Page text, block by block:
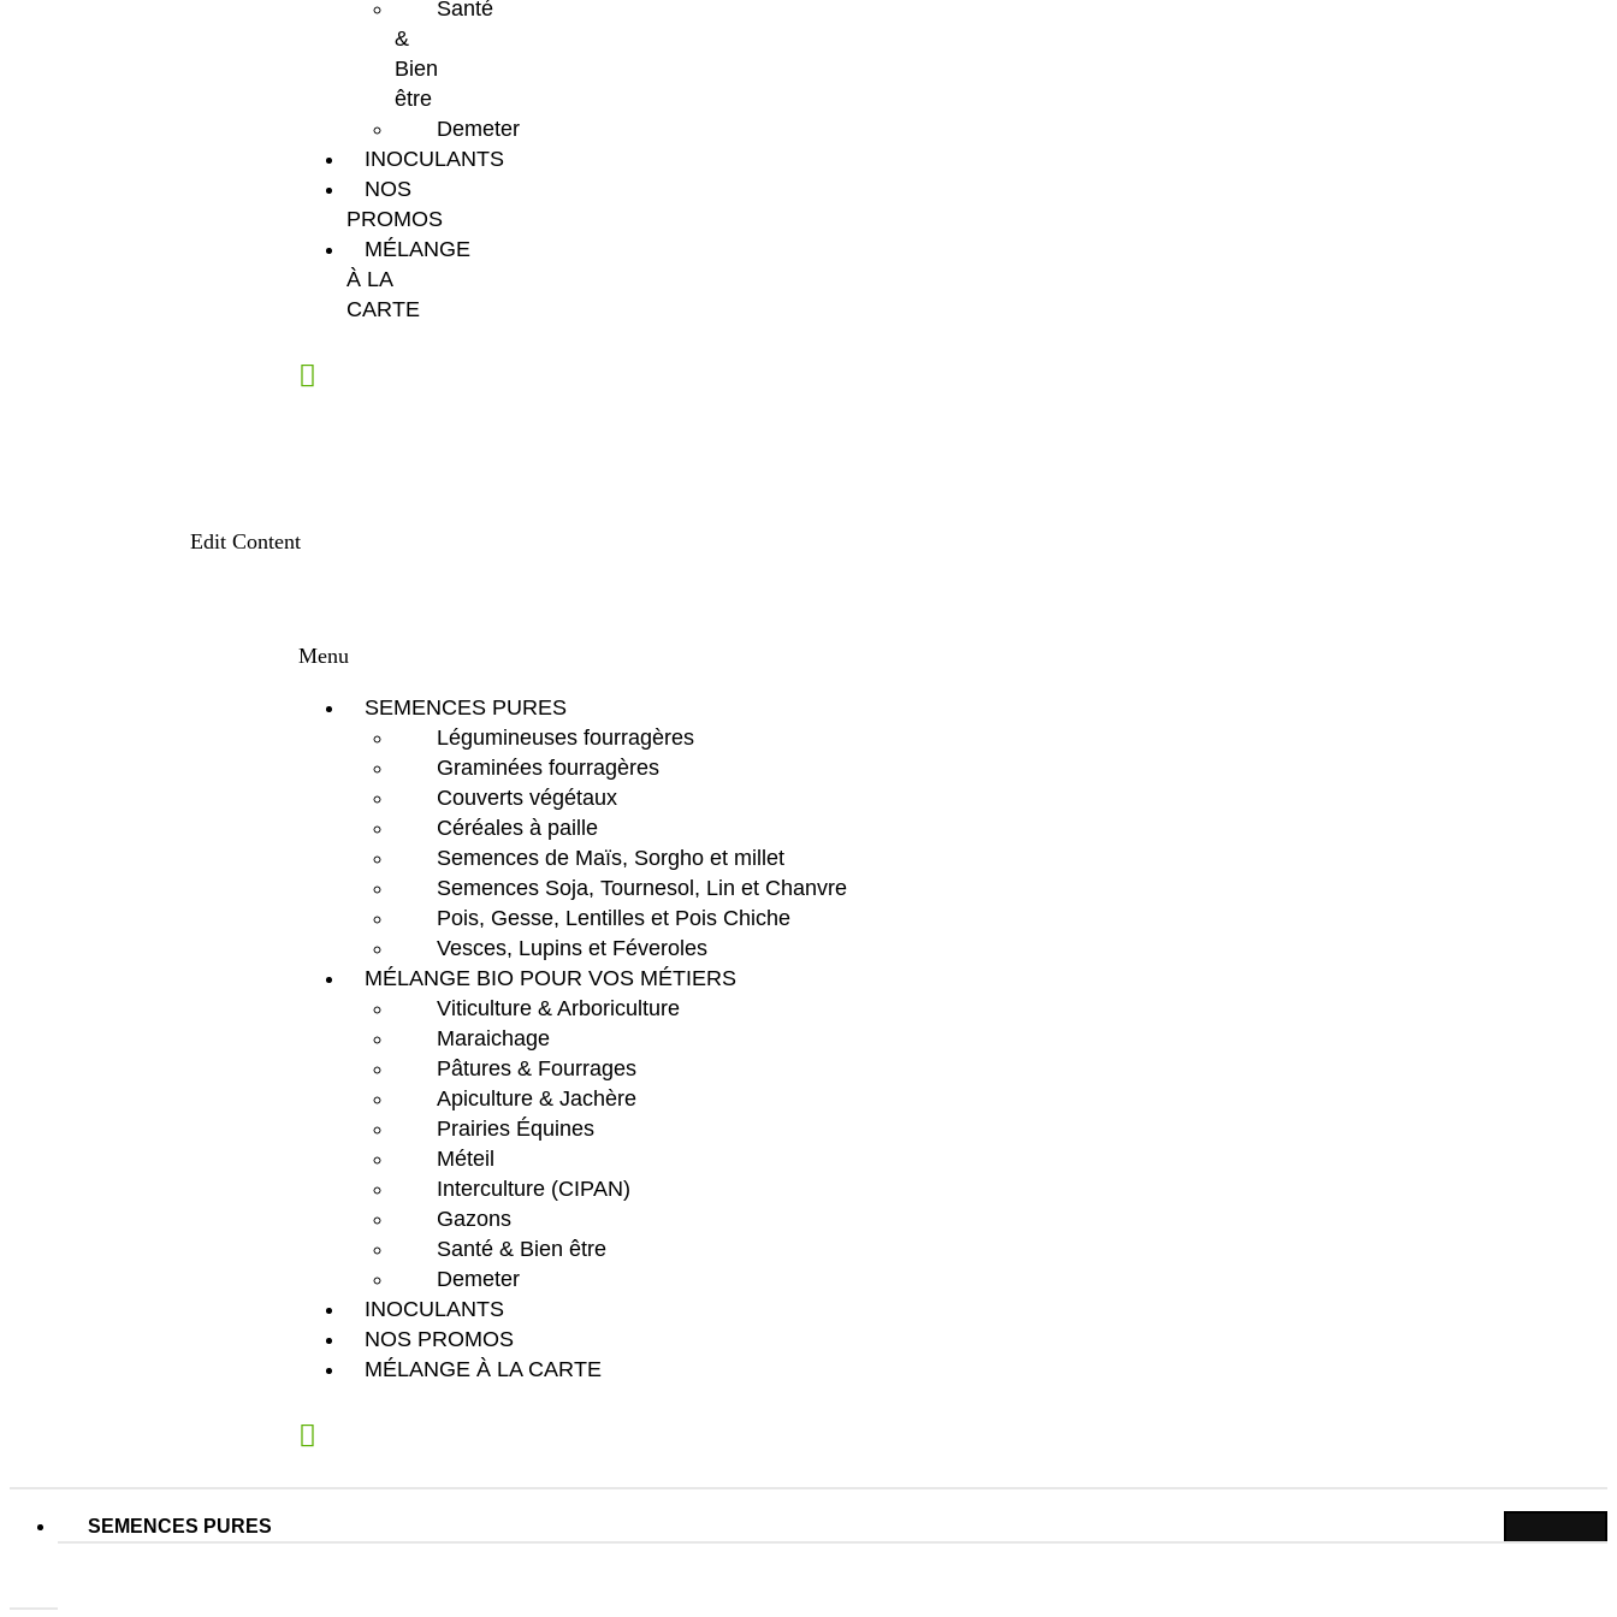
Santé
&
Bien
être
Demeter
INOCULANTS
NOS
PROMOS
MÉLANGE
À LA
CARTE
Edit Content
Menu
SEMENCES PURES
Légumineuses fourragères
Graminées fourragères
Couverts végétaux
Céréales à paille
Semences de Maïs, Sorgho et millet
Semences Soja, Tournesol, Lin et Chanvre
Pois, Gesse, Lentilles et Pois Chiche
Vesces, Lupins et Féveroles
MÉLANGE BIO POUR VOS MÉTIERS
Viticulture & Arboriculture
Maraichage
Pâtures & Fourrages
Apiculture & Jachère
Prairies Équines
Méteil
Interculture (CIPAN)
Gazons
Santé & Bien être
Demeter
INOCULANTS
NOS PROMOS
MÉLANGE À LA CARTE
SEMENCES PURES